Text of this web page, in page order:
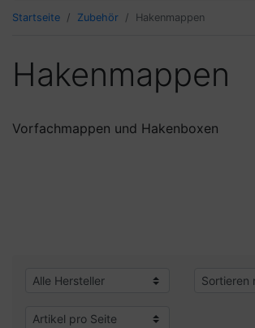
Startseite Zubehör Hakenmappen
Hakenmappen
Vorfachmappen und Hakenboxen